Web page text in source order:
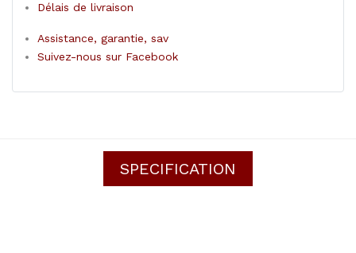
Délais de livraison
Assistance, garantie, sav
Suivez-nous sur Facebook
SPECIFICATION